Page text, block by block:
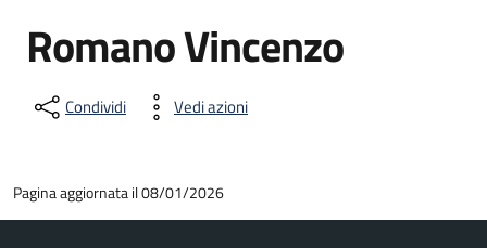
Romano Vincenzo
Condividi Vedi azioni
Pagina aggiornata il 08/01/2026